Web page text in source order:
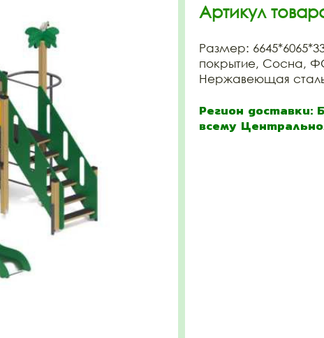
Артикул
Размер:
покрытие, Сосна,
Нержавеющая
Регион доставки:
всему